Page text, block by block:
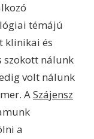
témájú
klinikai és
szokott nálunk
volt nálunk
ASzájensz
a